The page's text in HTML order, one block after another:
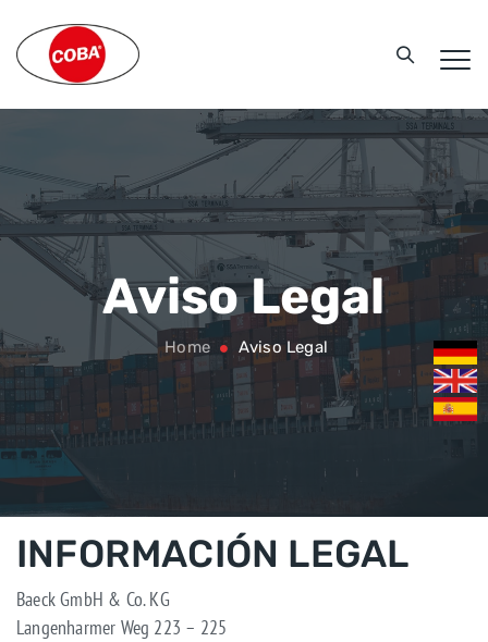
Aviso Legal
Home Aviso Legal
INFORMACIÓN LEGAL
Baeck GmbH & Co. KG
Langenharmer Weg 223 – 225